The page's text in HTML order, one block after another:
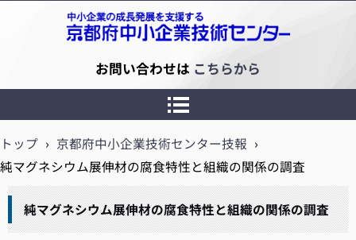
京都府中小企業技術センター
お問い合わせは こちらから
トップ › 京都府中小企業技術センター技報 ›
純マグネシウム展伸材の腐食特性と組織の関係の調査
純マグネシウム展伸材の腐食特性と組織の関係の調査